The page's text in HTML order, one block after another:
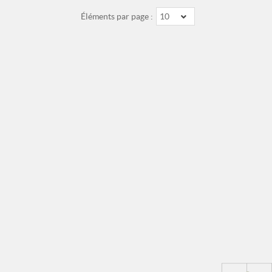
Éléments par page : 10